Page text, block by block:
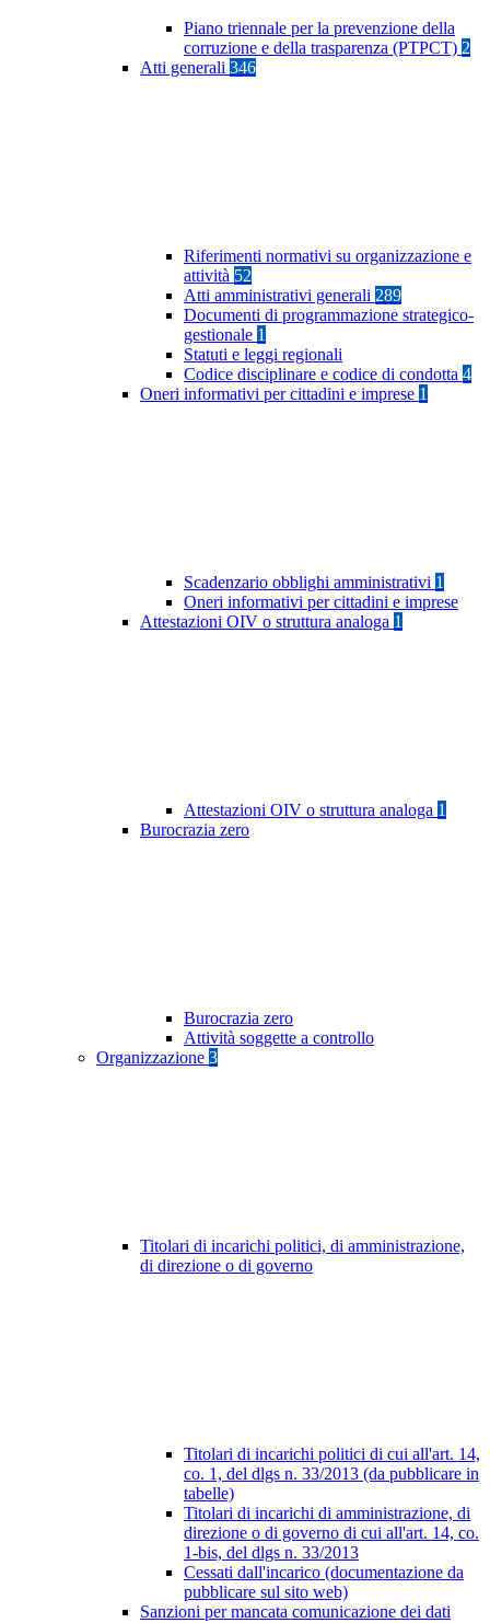
Piano triennale per la prevenzione della
corruzione e della trasparenza (PTPCT) 2
Atti generali 346
Riferimenti normativi su organizzazione e
attività 52
Atti amministrativi generali 289
Documenti di programmazione strategico-
gestionale 1
Statuti e leggi regionali
Codice disciplinare e codice di condotta 4
Oneri informativi per cittadini e imprese 1
Scadenzario obblighi amministrativi 1
Oneri informativi per cittadini e imprese
Attestazioni OIV o struttura analoga 1
Attestazioni OIV o struttura analoga 1
Burocrazia zero
Burocrazia zero
Attività soggette a controllo
Organizzazione 3
Titolari di incarichi politici, di amministrazione,
di direzione o di governo
Titolari di incarichi politici di cui all'art. 14,
co. 1, del dlgs n. 33/2013 (da pubblicare in
tabelle)
Titolari di incarichi di amministrazione, di
direzione o di governo di cui all'art. 14, co.
1-bis, del dlgs n. 33/2013
Cessati dall'incarico (documentazione da
pubblicare sul sito web)
Sanzioni per mancata comunicazione dei dati